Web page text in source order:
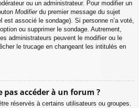
ou un administrateur. Pour modifier un
Modifierdu premier message du sujet
est associé le sondage). Si personne n’a voté,
ou supprimer le sondage. Autrement,
administrateurs peuvent le modifier ou le
le trucage en changeant les intitulés en
pas accéder à un forum ?
réservés à certains utilisateurs ou groupes.